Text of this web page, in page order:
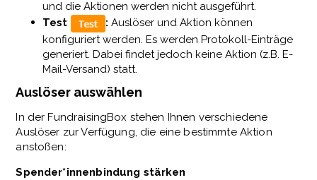
und die Aktionen werden nicht ausgeführt.
Test
: Auslöser und Aktion können
konfiguriert werden. Es werden Protokoll-Einträge
generiert. Dabei findet jedoch keine Aktion (z.B. E-
Mail-Versand) statt.
Auslöser auswählen
In der FundraisingBox stehen Ihnen verschiedene
Auslöser zur Verfügung, die eine bestimmte Aktion
anstoßen:
Spender*innenbindung stärken